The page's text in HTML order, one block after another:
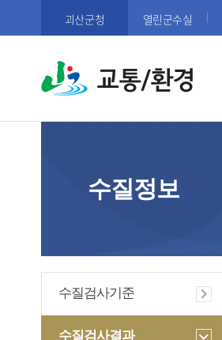
괴산군청 열린군수실
교통/환경
수질정보
수질검사기준
수질검사결과